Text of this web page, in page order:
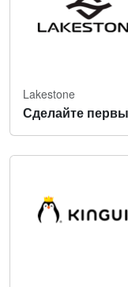
Lakestone
Сделайте